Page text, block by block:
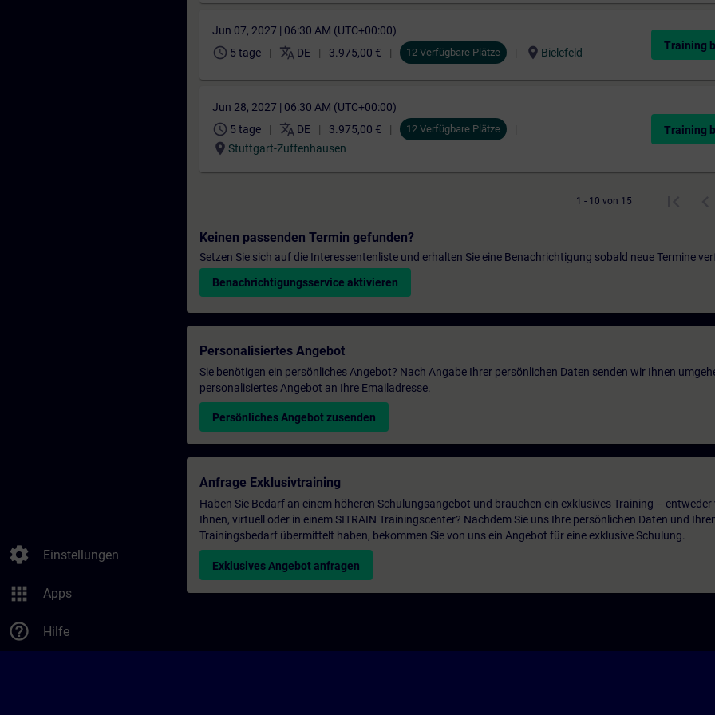
settings Einstellungen
apps Apps
help_outline Hilfe
Jun 07, 2027 | 06:30 AM (UTC+00:00)
schedule 5 tage translate DE 3.975,00 € 12 Verfügbare Plätze location_on Bielefeld
Training
Jun 28, 2027 | 06:30 AM (UTC+00:00)
schedule 5 tage translate DE 3.975,00 € 12 Verfügbare Plätze
location_on Stuttgart-Zuffenhausen
Training
1 - 10 von 15
Keinen passenden Termin gefunden?
Setzen Sie sich auf die Interessentenliste und erhalten Sie eine Benachrichtigung sobald neue Termine
Benachrichtigungsservice aktivieren
Personalisiertes Angebot
Sie benötigen ein persönliches Angebot? Nach Angabe Ihrer persönlichen Daten senden wir Ihnen
personalisiertes Angebot an Ihre Emailadresse.
Persönliches Angebot zusenden
Anfrage Exklusivtraining
Haben Sie Bedarf an einem höheren Schulungsangebot und brauchen ein exklusives Training – entweder
Ihnen, virtuell oder in einem SITRAIN Trainingscenter? Nachdem Sie uns Ihre persönlichen Daten und
Trainingsbedarf übermittelt haben, bekommen Sie von uns ein Angebot für eine exklusive Schulung.
Exklusives Angebot anfragen